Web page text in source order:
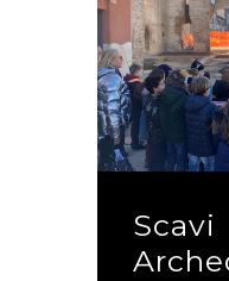
Scavi